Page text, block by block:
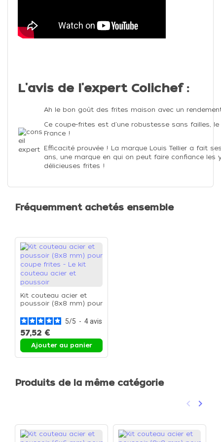
L'avis de l'expert Colichef :
Ah le bon goût des frites maison avec un
Ce coupe-frites est d'une robustesse sans failles,
France !
Efficacité prouvée ! La marque Louis Tellier a fait
ans, une marque en qui on peut faire confiance les
délicieuses frites !
Fréquemment achetés ensemble
Kit couteau acier et
poussoir (8x8 mm) pour
couteau acier et
poussoir
5/5 - 4avis
57,52 €
Ajouter au panier
Produits de la même catégorie
Précédent
keyboard_arrow_left keyboard_arrow_right